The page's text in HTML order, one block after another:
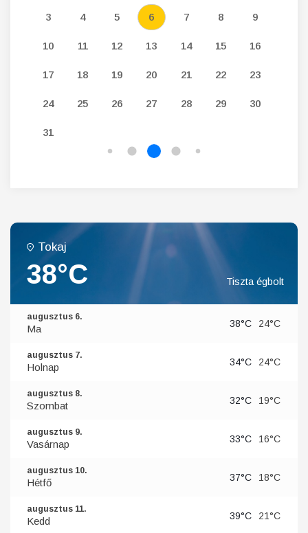
3 4 5 6 7 8 9
10 11 12 13 14 15 16
17 18 19 20 21 22 23
24 25 26 27 28 29 30
31
Tokaj
38°C Tiszta égbolt
augusztus 6.
Ma 38°C 24°C
augusztus 7.
Holnap 34°C 24°C
augusztus 8.
Szombat 32°C 19°C
augusztus 9.
Vasárnap 33°C 16°C
augusztus 10.
Hétfő 37°C 18°C
augusztus 11.
Kedd 39°C 21°C